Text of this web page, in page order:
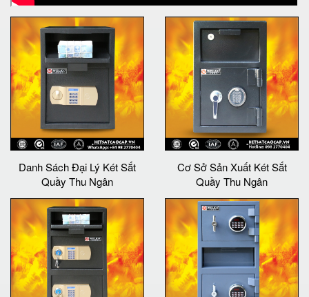
Danh Sách Đại Lý Két Sắt
Quầy Thu Ngân
Cơ Sở Sản Xuất Két Sắt
Quầy Thu Ngân